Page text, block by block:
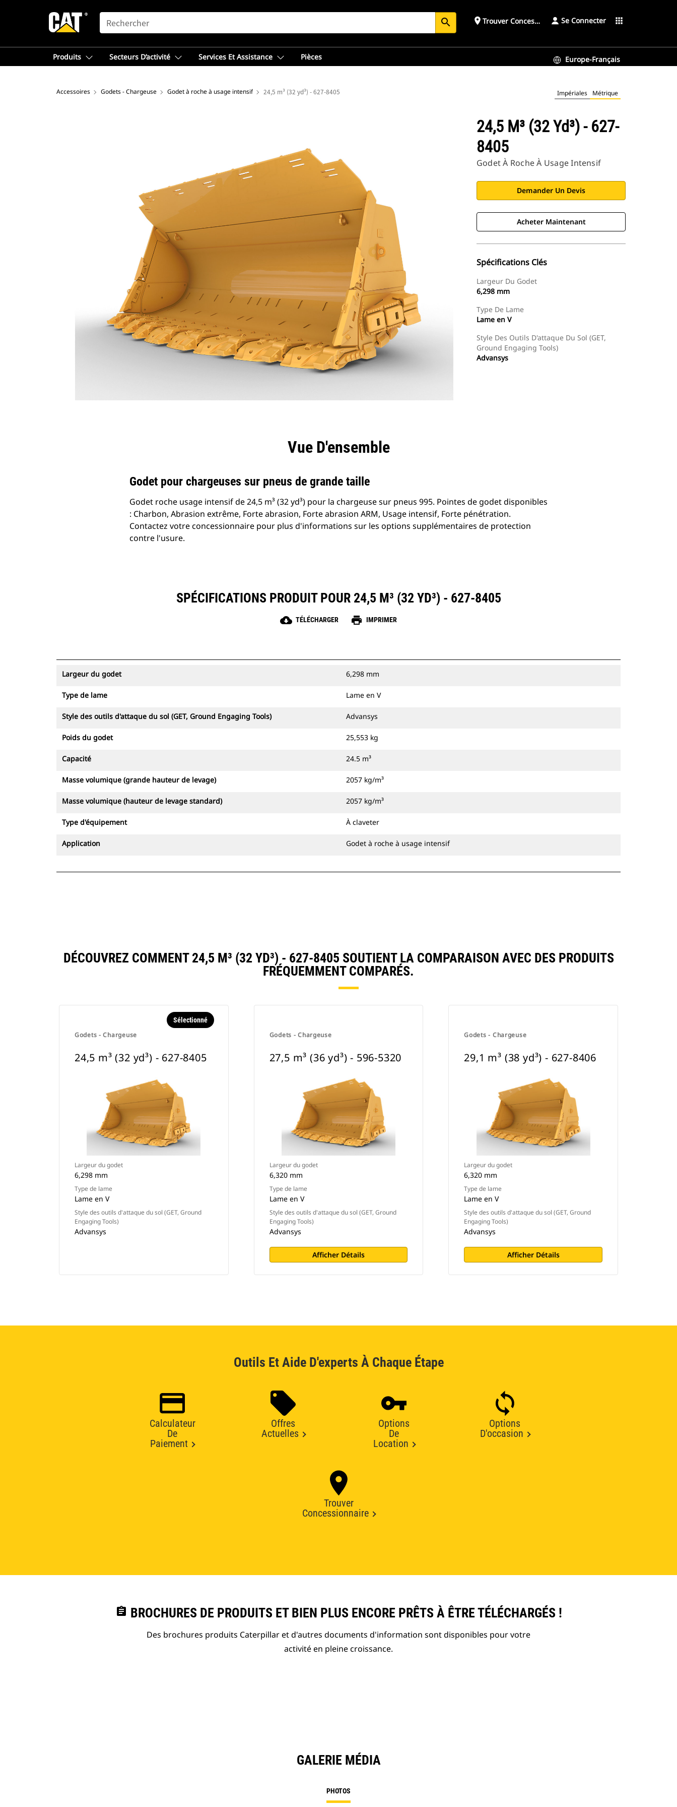
SEARCH search place Trouver ConcessionnaireSe Connecter apps
Produits Secteurs D’activité Services Et Assistance Pièces Europe-Français
Accessoires Godets - Chargeuse Godet à roche à usage intensif 24,5 m³ (32 yd³) - 627-8405 Impériales Métrique
24,5 M³ (32 Yd³) - 627-
8405
Godet À Roche À Usage Intensif
Demander Un Devis
Acheter Maintenant
Spécifications Clés
Largeur Du Godet
6,298 mm
Type De Lame
Lame en V
Style Des Outils D'attaque Du Sol (GET,
Ground Engaging Tools)
Advansys
Vue D'ensemble
Godet pour chargeuses sur pneus de grande taille
Godet roche usage intensif de 24,5 m³ (32 yd³) pour la chargeuse sur pneus 995. Pointes de godet disponibles
: Charbon, Abrasion extrême, Forte abrasion, Forte abrasion ARM, Usage intensif, Forte pénétration.
Contactez votre concessionnaire pour plus d'informations sur les options supplémentaires de protection
contre l'usure.
SPÉCIFICATIONS PRODUIT POUR 24,5 M³ (32 YD³) - 627-8405
cloud_download TÉLÉCHARGER print IMPRIMER
Largeur du godet 6,298 mm
Type de lame Lame en V
Style des outils d'attaque du sol (GET, Ground Engaging Tools) Advansys
Poids du godet 25,553 kg
Capacité 24.5 m³
Masse volumique (grande hauteur de levage) 2057 kg/m³
Masse volumique (hauteur de levage standard) 2057 kg/m³
Type d'équipement À claveter
Application Godet à roche à usage intensif
DÉCOUVREZ COMMENT 24,5 M³ (32 YD³) - 627-8405 SOUTIENT LA COMPARAISON AVEC DES PRODUITS
FRÉQUEMMENT COMPARÉS.
Godets - Chargeuse
Sélectionné
24,5 m³ (32 yd³) - 627-8405
Largeur du godet
6,298 mm
Type de lame
Lame en V
Style des outils d'attaque du sol (GET, Ground
Engaging Tools)
Advansys
Godets - Chargeuse
27,5 m³ (36 yd³) - 596-5320
Largeur du godet
6,320 mm
Type de lame
Lame en V
Style des outils d'attaque du sol (GET, Ground
Engaging Tools)
Advansys
Afficher Détails
Godets - Chargeuse
29,1 m³ (38 yd³) - 627-8406
Largeur du godet
6,320 mm
Type de lame
Lame en V
Style des outils d'attaque du sol (GET, Ground
Engaging Tools)
Advansys
Afficher Détails
Outils Et Aide D'experts À Chaque Étape
Calculateur
De
Paiement
Offres
Actuelles
Options
De
Location
Options
D'occasion
Trouver
Concessionnaire
assignment BROCHURES DE PRODUITS ET BIEN PLUS ENCORE PRÊTS À ÊTRE TÉLÉCHARGÉS !
Des brochures produits Caterpillar et d'autres documents d'information sont disponibles pour votre
activité en pleine croissance.
GALERIE MÉDIA
PHOTOS